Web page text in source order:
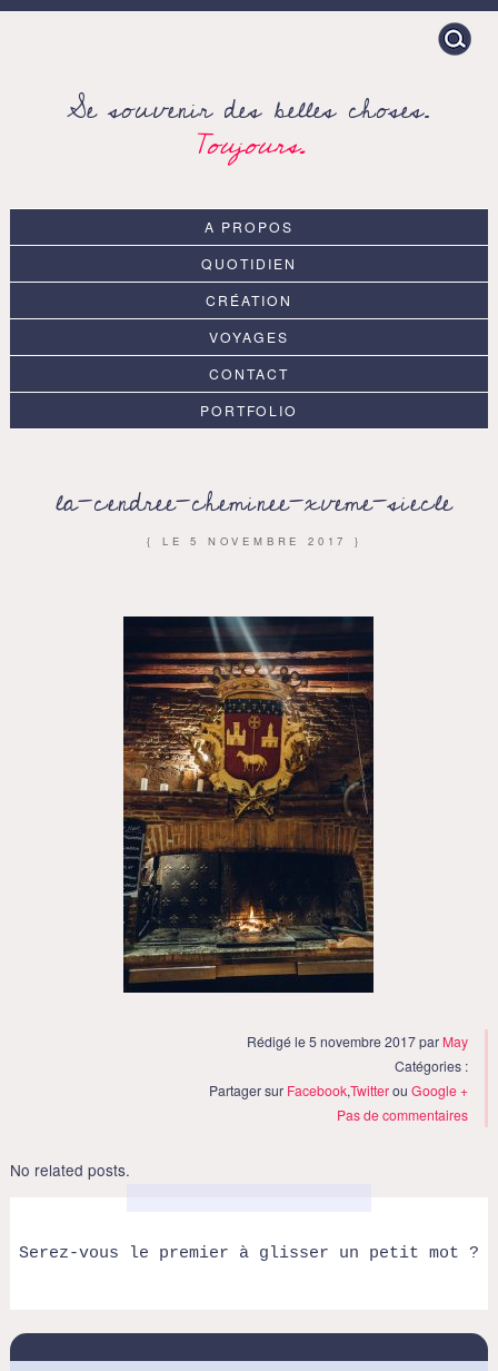
Search
for:
Se souvenir des belles choses.
Toujours.
A PROPOS
QUOTIDIEN
CRÉATION
VOYAGES
CONTACT
PORTFOLIO
la-cendree-cheminee-xveme-siecle
{ LE5 NOVEMBRE 2017 }
Rédigé le 5 novembre 2017 par May
Catégories :
Partager sur Facebook,TwitterouGoogle +
Pas de commentaires
No related posts.
Serez-vous le premier à glisser un petit mot ?